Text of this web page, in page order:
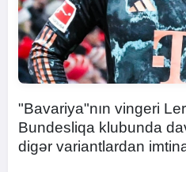
"Bavariya"nın vingeri
Bundesliqa klubunda
digər variantlardan